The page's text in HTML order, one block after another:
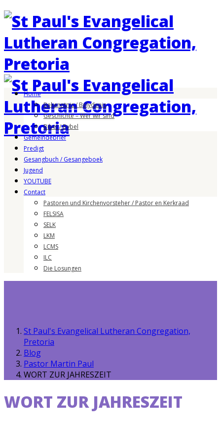
Home
Bekenntnis / Belydenis
Geschichte – Wer wir sind
Bibel / Bybel
Gemeindebrief
Predigt
Gesangbuch / Gesangeboek
Jugend
YOUTUBE
Contact
Pastoren und Kirchenvorsteher / Pastor en Kerkraad
FELSISA
SELK
LKM
LCMS
ILC
Die Losungen
St Paul's Evangelical Lutheran Congregation,
Pretoria
Blog
Pastor Martin Paul
WORT ZUR JAHRESZEIT
WORT ZUR JAHRESZEIT